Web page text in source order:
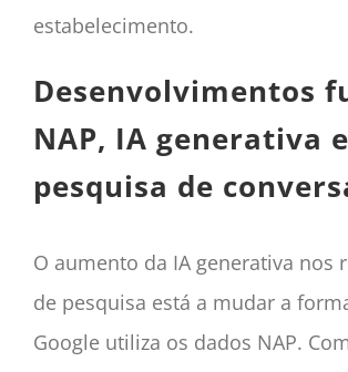
estabelecimento.
Desenvolvimentos
NAP, IA generativa e
pesquisa de
O aumento da IA generativa nos
de pesquisa está a mudar a
Google utiliza os dados NAP.